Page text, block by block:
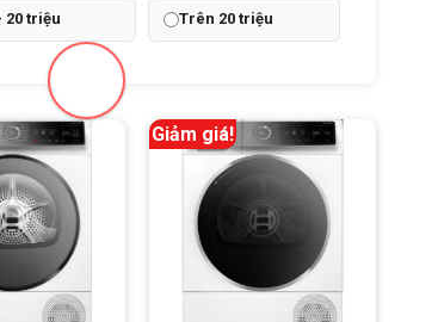
20 triệu Trên 20 triệu
Giảm giá!